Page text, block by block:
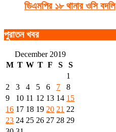
ডিএমপির ১৮ থানার ওসি বদলি
পুরাতন খবর
December 2019
M T W T F S
S
1
2
3 4 5 6 7
8
9
10 11 12 13 14 15
16 17 18 19 20 21 22
23 24 25 26 27 28 29